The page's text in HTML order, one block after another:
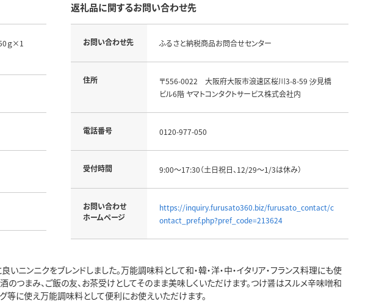
ｇ×1
返礼品に関するお問い合わせ先
お問い合わせ先 ふるさと納税商品お問合せセンター
住所
〒556-0022 大阪府大阪市浪速区桜川3-8-59 汐見橋
ビル6階 ヤマトコンタクトサービス株式会社内
電話番号 0120-977-050
受付時間 9:00～17:30（土日祝日、12/29～1/3は休み）
お問い合わせ
ホームページ
https://inquiry.furusato360.biz/furusato_contact/c
ontact_pref.php?pref_code=213624
ンニクをブレンドしました。万能調味料として和・韓・洋・中・イタリア・フランス料理にも使
のつまみ、ご飯の友、お茶受けとしてそのまま美味しくいただけます。つけ醤はスルメ辛味噌和
等に使え万能調味料として便利にお使えいただけます。